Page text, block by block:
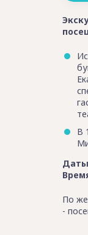
В
По
-